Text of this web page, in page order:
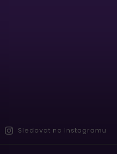
Sledovat na Instagramu